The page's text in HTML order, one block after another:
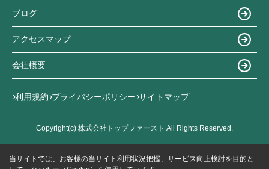
ブログ
アクセスマップ
会社概要
利用規約 プライバシーポリシー サイトマップ
Copyright(c) 株式会社トップファースト All Rights Reserved.
当サイトでは、お客様の当サイト利用状況把握、サービス向上検討を目的と